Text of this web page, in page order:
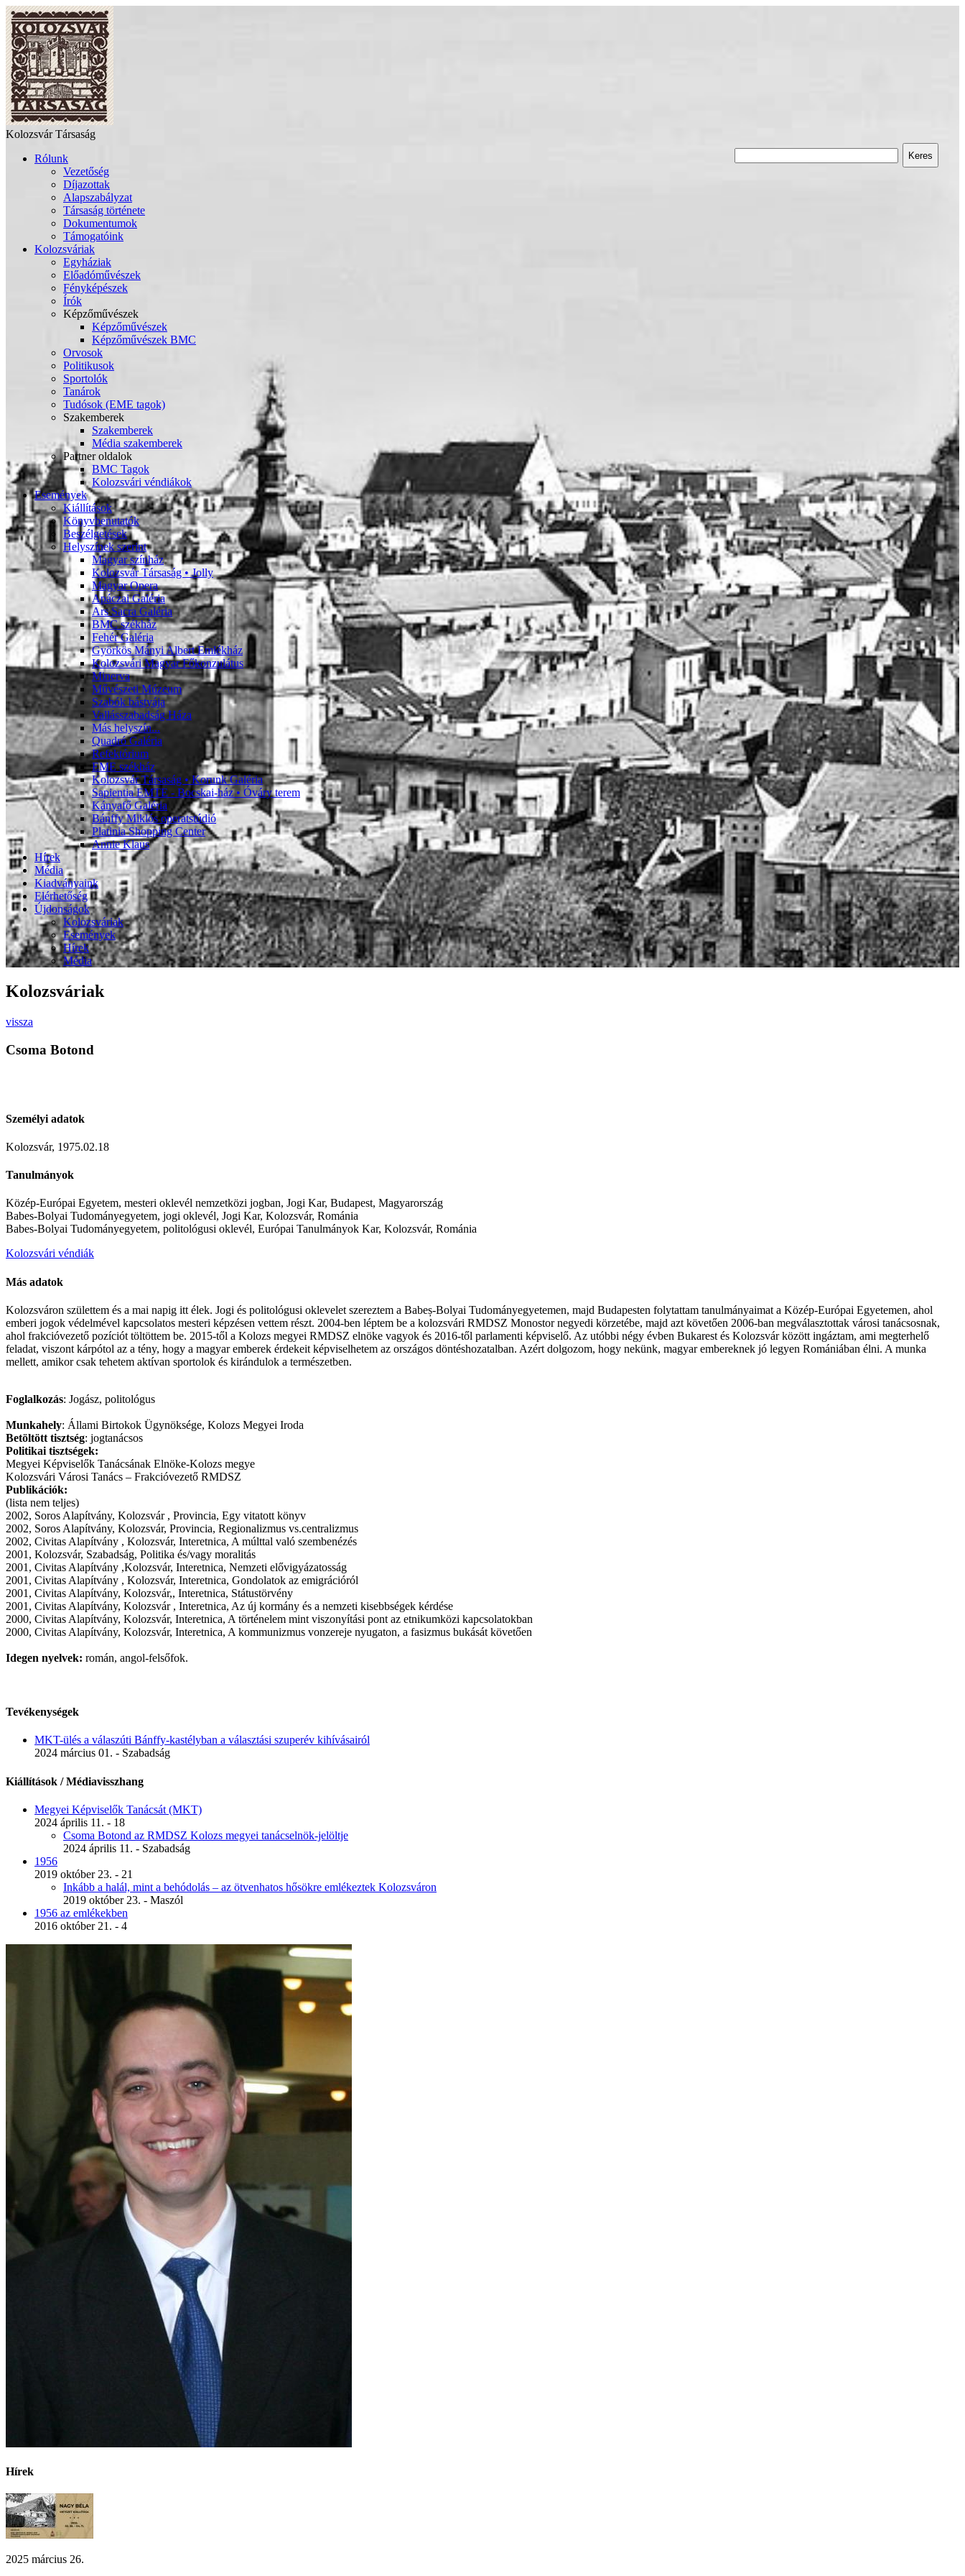
Kolozsvár Társaság
Keres
Rólunk
Vezetőség
Díjazottak
Alapszabályzat
Társaság története
Dokumentumok
Támogatóink
Kolozsváriak
Egyháziak
Előadóművészek
Fényképészek
Írók
Képzőművészek
Képzőművészek
Képzőművészek BMC
Orvosok
Politikusok
Sportolók
Tanárok
Tudósok (EME tagok)
Szakemberek
Szakemberek
Média szakemberek
Partner oldalok
BMC Tagok
Kolozsvári véndiákok
Események
Kiállítások
Könyvbenutatók
Beszélgetések
Helyszínek szerint
Magyar színház
Kolozsvár Társaság • Jolly
Magyar Opera
Apáczai Galéria
Ars Sacra Galéria
BMC székház
Fehér Galéria
Györkös Mányi Albert Emlékház
Kolozsvári Magyar Főkonzulátus
Minerva
Művészeti Múzeum
Szabók bástyája
Vallásszabadság Háza
Más helyszín...
Quadró Galéria
Refektórium
EME székház
Kolozsvár Társaság • Korunk Galéria
Sapientia EMTE - Bocskai-ház • Óváry terem
Kányafő Galéria
Bánffy Miklós operatstúdió
Platinia Shopping Center
Annie Klaus
Hírek
Média
Kiadványaink
Elérhetőség
Újdonságok
Kolozsváriak
Események
Hírek
Média
Kolozsváriak
vissza
Csoma Botond
Személyi adatok
Kolozsvár, 1975.02.18
Tanulmányok
Közép-Európai Egyetem, mesteri oklevél nemzetközi jogban, Jogi Kar, Budapest, Magyarország
Babes-Bolyai Tudományegyetem, jogi oklevél, Jogi Kar, Kolozsvár, Románia
Babes-Bolyai Tudományegyetem, politológusi oklevél, Európai Tanulmányok Kar, Kolozsvár, Románia
Kolozsvári véndiák
Más adatok
Kolozsváron születtem és a mai napig itt élek. Jogi és politológusi oklevelet szereztem a Babeș-Bolyai Tudományegyetemen, majd Budapesten folytattam tanulmányaimat a Közép-Európai Egyetemen, ahol
emberi jogok védelmével kapcsolatos mesteri képzésen vettem részt. 2004-ben léptem be a kolozsvári RMDSZ Monostor negyedi körzetébe, majd azt követően 2006-ban megválasztottak városi tanácsosnak,
ahol frakcióvezető pozíciót töltöttem be. 2015-től a Kolozs megyei RMDSZ elnöke vagyok és 2016-től parlamenti képviselő. Az utóbbi négy évben Bukarest és Kolozsvár között ingáztam, ami megterhelő
feladat, viszont kárpótol az a tény, hogy a magyar emberek érdekeit képviselhetem az országos döntéshozatalban. Azért dolgozom, hogy nekünk, magyar embereknek jó legyen Romániában élni. A munka
mellett, amikor csak tehetem aktívan sportolok és kirándulok a természetben.
Foglalkozás: Jogász, politológus
Munkahely: Állami Birtokok Ügynöksége, Kolozs Megyei Iroda
Betöltött tisztség: jogtanácsos
Politikai tisztségek:
Megyei Képviselők Tanácsának Elnöke-Kolozs megye
Kolozsvári Városi Tanács – Frakcióvezető RMDSZ
Publikációk:
(lista nem teljes)
2002, Soros Alapítvány, Kolozsvár , Provincia, Egy vitatott könyv
2002, Soros Alapítvány, Kolozsvár, Provincia, Regionalizmus vs.centralizmus
2002, Civitas Alapítvány , Kolozsvár, Interetnica, A múlttal való szembenézés
2001, Kolozsvár, Szabadság, Politika és/vagy moralitás
2001, Civitas Alapítvány ,Kolozsvár, Interetnica, Nemzeti elővigyázatosság
2001, Civitas Alapítvány , Kolozsvár, Interetnica, Gondolatok az emigrációról
2001, Civitas Alapítvány, Kolozsvár,, Interetnica, Státustörvény
2001, Civitas Alapítvány, Kolozsvár , Interetnica, Az új kormány és a nemzeti kisebbségek kérdése
2000, Civitas Alapítvány, Kolozsvár, Interetnica, A történelem mint viszonyítási pont az etnikumközi kapcsolatokban
2000, Civitas Alapítvány, Kolozsvár, Interetnica, A kommunizmus vonzereje nyugaton, a fasizmus bukását követően
Idegen nyelvek: román, angol-felsőfok.
Tevékenységek
MKT-ülés a válaszúti Bánffy-kastélyban a választási szuperév kihívásairól
2024 március 01. - Szabadság
Kiállítások / Médiavisszhang
Megyei Képviselők Tanácsát (MKT)
2024 április 11. - 18
Csoma Botond az RMDSZ Kolozs megyei tanácselnök-jelöltje
2024 április 11. - Szabadság
1956
2019 október 23. - 21
Inkább a halál, mint a behódolás – az ötvenhatos hősökre emlékeztek Kolozsváron
2019 október 23. - Maszól
1956 az emlékekben
2016 október 21. - 4
Hírek
2025 március 26.